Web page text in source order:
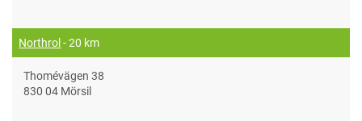
Northrol- 20 km
Thomévägen 38
830 04 Mörsil